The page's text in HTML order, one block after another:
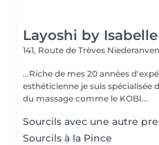
Layoshi by Isabelle
141, Route de Trèves
...Riche de mes 20 années
esthéticienne je suis spécialisée
du massage comme le KOBI...
Sourcils avec une autre
Sourcils à la Pince